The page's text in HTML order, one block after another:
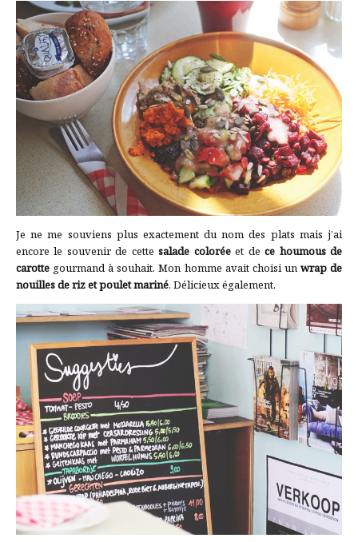
Je ne me souviens plus exactement du nom des plats mais j’ai
encore le souvenir de cettesalade coloréeet dece houmous de
carotte gourmand à souhait. Mon homme avait choisi un wrap de
nouilles de riz et poulet mariné. Délicieux également.